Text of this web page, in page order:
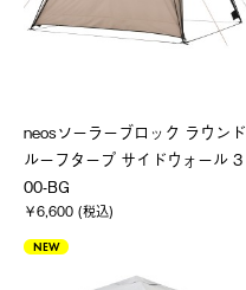
neosソーラーブロック ラウンド
ルーフタープ サイドウォール 3
00-BG
￥6,600 (税込)
NEW